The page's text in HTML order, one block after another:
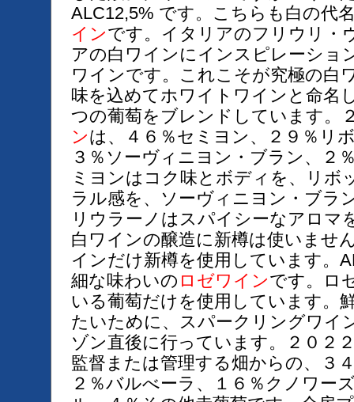
ALC12,5% です。こちらも白の代
インです。イタリアのフリウリ・
アの白ワインにインスピレーショ
ワインです。これこそが究極の白
味を込めてホワイトワインと命名
つの葡萄をブレンドしています。
ンは、４６％セミヨン、２９％リ
３％ソーヴィニヨン・ブラン、２
ミヨンはコク味とボディを、リボ
ラル感を、ソーヴィニヨン・ブラ
リウラーノはスパイシーなアロマ
白ワインの醸造に新樽は使いませ
インだけ新樽を使用しています。
細な味わいの ロゼワインです。ロ
いる葡萄だけを使用しています。
たいために、スパークリングワイ
ゾン直後に行っています。２０２
監督または管理する畑からの、３
２％バルべーラ、１６％クノワー